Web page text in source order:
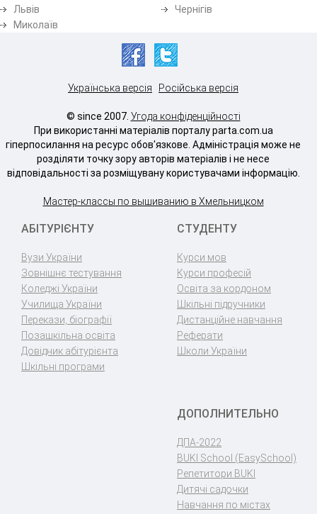
Львів
Миколаїв
Чернігів
Українська версія Російська версія
© since 2007. Угода конфіденційності
При використанні матеріалів порталу parta.com.ua
гіперпосилання на ресурс обов'язкове. Адміністрація може не
розділяти точку зору авторів матеріалів і не несе
відповідальності за розміщувану користувачами інформацію.
Мастер-классы по вышиванию в Хмельницком
АБІТУРІЄНТУ
Вузи України
Зовнішнє тестування
Коледжі України
Училища України
Перекази, біографії
Позашкільна освіта
Довідник абітурієнта
Шкільні програми
СТУДЕНТУ
Курси мов
Курси професій
Освіта за кордоном
Шкільні підручники
Дистанційне навчання
Реферати
Школи України
ДОПОЛНИТЕЛЬНО
ДПА-2022
BUKI School (EasySchool)
Репетитори BUKI
Дитячі садочки
Навчання по містах